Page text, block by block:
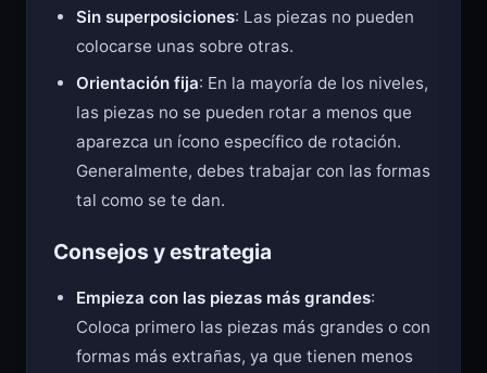
Sin superposiciones: Las piezas no pueden
colocarse unas sobre otras.
Orientación fija: En la mayoría de los niveles,
las piezas no se pueden rotar a menos que
aparezca un ícono específico de rotación.
Generalmente, debes trabajar con las formas
tal como se te dan.
Consejos y estrategia
Empieza con las piezas más grandes:
Coloca primero las piezas más grandes o con
formas más extrañas, ya que tienen menos